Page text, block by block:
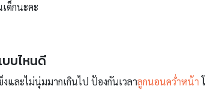
ด็กนะคะ
บไหนดี
และไม่นุ่มมากเกินไป ป้องกันเวลาลูกนอนคว่ำหน้า